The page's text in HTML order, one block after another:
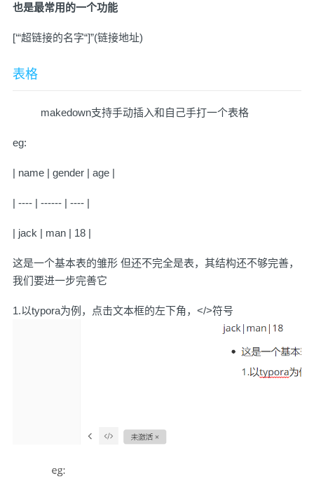
也是最常用的一个功能
[‘“超链接的名字“]”(链接地址)
表格
makedown支持手动插入和自己手打一个表格
eg:
| name | gender | age |
| ---- | ------ | ---- |
| jack | man | 18 |
这是一个基本表的雏形 但还不完全是表，其结构还不够完善，
我们要进一步完善它
1.以typora为例，点击文本框的左下角，</>符号